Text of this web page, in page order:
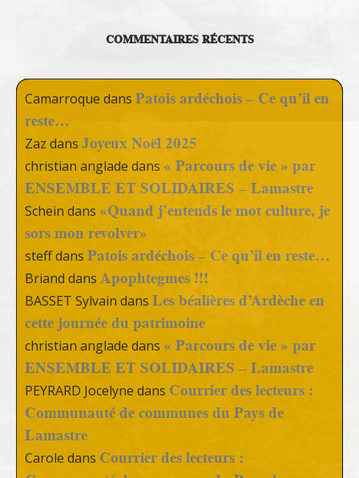
COMMENTAIRES RÉCENTS
Camarroque dans Patois ardéchois – Ce qu’il en
reste…
Zaz dans Joyeux Noël 2025
christian anglade dans « Parcours de vie » par
ENSEMBLE ET SOLIDAIRES – Lamastre
Schein dans «Quand j’entends le mot culture, je
sors mon revolver»
steffdans Patois ardéchois – Ce qu’il en reste…
Briand dans Apophtegmes !!!
BASSET Sylvain dans Les béalières d’Ardèche en
cette journée du patrimoine
christian anglade dans « Parcours de vie » par
ENSEMBLE ET SOLIDAIRES – Lamastre
PEYRARD Jocelyne dans Courrier des lecteurs :
Communauté de communes du Pays de
Lamastre
Carole dans Courrier des lecteurs :